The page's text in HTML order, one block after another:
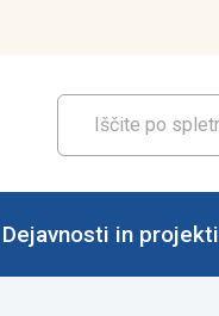
Dejavnosti in projekti